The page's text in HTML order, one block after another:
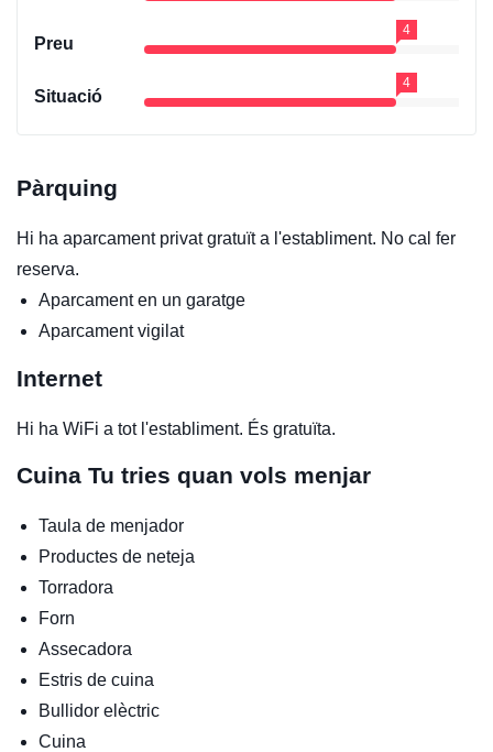
Preu
4
Situació
4
Pàrquing
Hi ha aparcament privat gratuït a l'establiment. No cal fer
reserva.
Aparcament en un garatge
Aparcament vigilat
Internet
Hi ha WiFi a tot l'establiment. És gratuïta.
Cuina Tu tries quan vols menjar
Taula de menjador
Productes de neteja
Torradora
Forn
Assecadora
Estris de cuina
Bullidor elèctric
Cuina